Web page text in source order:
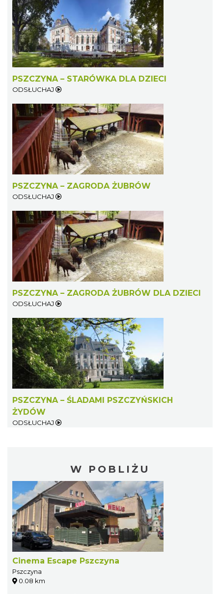
PSZCZYNA – STARÓWKA DLA DZIECI
ODSŁUCHAJ
PSZCZYNA – ZAGRODA ŻUBRÓW
ODSŁUCHAJ
PSZCZYNA – ZAGRODA ŻUBRÓW DLA DZIECI
ODSŁUCHAJ
PSZCZYNA – ŚLADAMI PSZCZYŃSKICH
ŻYDÓW
ODSŁUCHAJ
W POBLIŻU
Cinema Escape Pszczyna
Pszczyna
0.08 km